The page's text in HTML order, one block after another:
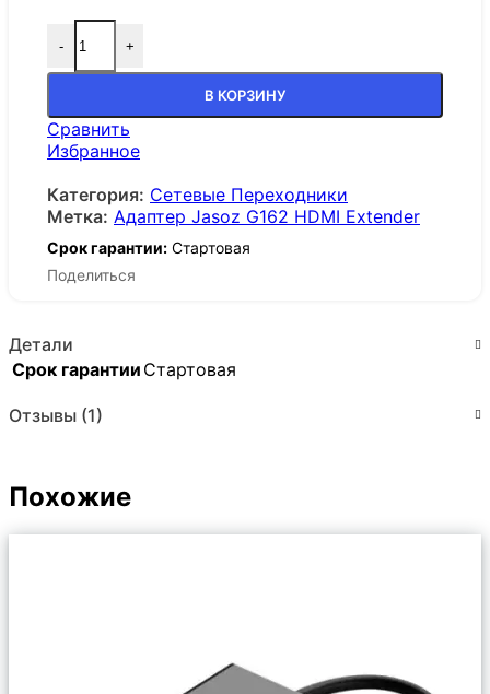
- +
В КОРЗИНУ
Сравнить
Избранное
Категория: Сетевые Переходники
Метка: Адаптер Jasoz G162 HDMI Extender
Срок гарантии: Стартовая
Поделиться
Детали
Срок гарантии Стартовая
Отзывы (1)
Похожие